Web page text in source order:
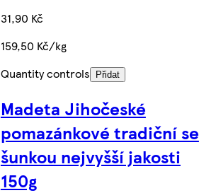
31,90 Kč
159,50 Kč/kg
Quantity controls
Přidat
Madeta Jihočeské
pomazánkové tradiční se
šunkou nejvyšší jakosti
150g